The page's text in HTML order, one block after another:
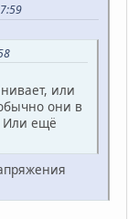
или
они в
Или ещё